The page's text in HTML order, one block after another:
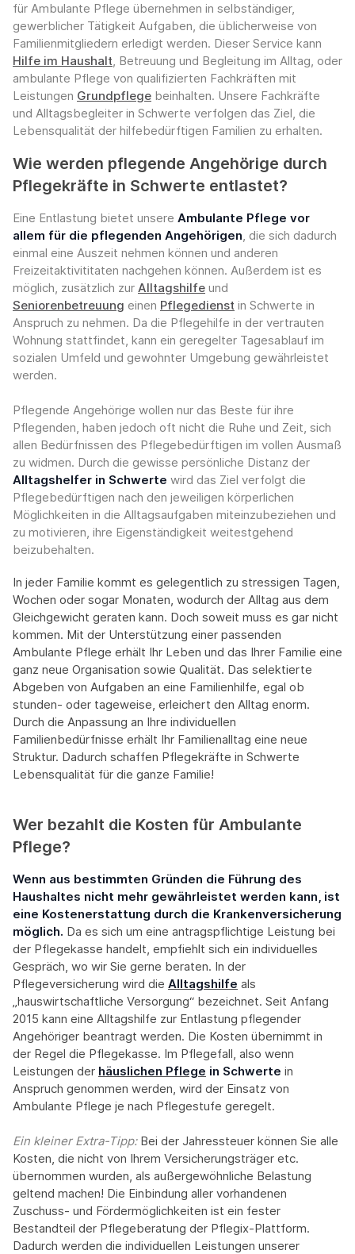
für Ambulante Pflege übernehmen in selbständiger,
gewerblicher Tätigkeit Aufgaben, die üblicherweise von
Familienmitgliedern erledigt werden. Dieser Service kann
Hilfe im Haushalt, Betreuung und Begleitung im Alltag, oder
ambulante Pflege von qualifizierten Fachkräften mit
Leistungen Grundpflege beinhalten. Unsere Fachkräfte
und Alltagsbegleiter in Schwerte verfolgen das Ziel, die
Lebensqualität der hilfebedürftigen Familien zu erhalten.
Wie werden pflegende Angehörige durch
Pflegekräfte in Schwerte entlastet?
Eine Entlastung bietet unsere Ambulante Pflege vor
allem für die pflegenden Angehörigen, die sich dadurch
einmal eine Auszeit nehmen können und anderen
Freizeitaktivititaten nachgehen können. Außerdem ist es
möglich, zusätzlich zur Alltagshilfe und
Seniorenbetreuung einen Pflegedienst in Schwerte in
Anspruch zu nehmen. Da die Pflegehilfe in der vertrauten
Wohnung stattfindet, kann ein geregelter Tagesablauf im
sozialen Umfeld und gewohnter Umgebung gewährleistet
werden.
Pflegende Angehörige wollen nur das Beste für ihre
Pflegenden, haben jedoch oft nicht die Ruhe und Zeit, sich
allen Bedürfnissen des Pflegebedürftigen im vollen Ausmaß
zu widmen. Durch die gewisse persönliche Distanz der
Alltagshelfer in Schwerte wird das Ziel verfolgt die
Pflegebedürftigen nach den jeweiligen körperlichen
Möglichkeiten in die Alltagsaufgaben miteinzubeziehen und
zu motivieren, ihre Eigenständigkeit weitestgehend
beizubehalten.
In jeder Familie kommt es gelegentlich zu stressigen Tagen,
Wochen oder sogar Monaten, wodurch der Alltag aus dem
Gleichgewicht geraten kann. Doch soweit muss es gar nicht
kommen. Mit der Unterstützung einer passenden
Ambulante Pflege erhält Ihr Leben und das Ihrer Familie eine
ganz neue Organisation sowie Qualität. Das selektierte
Abgeben von Aufgaben an eine Familienhilfe, egal ob
stunden- oder tageweise, erleichert den Alltag enorm.
Durch die Anpassung an Ihre individuellen
Familienbedürfnisse erhält Ihr Familienalltag eine neue
Struktur. Dadurch schaffen Pflegekräfte in Schwerte
Lebensqualität für die ganze Familie!
Wer bezahlt die Kosten für Ambulante
Pflege?
Wenn aus bestimmten Gründen die Führung des
Haushaltes nicht mehr gewährleistet werden kann, ist
eine Kostenerstattung durch die Krankenversicherung
möglich. Da es sich um eine antragspflichtige Leistung bei
der Pflegekasse handelt, empfiehlt sich ein individuelles
Gespräch, wo wir Sie gerne beraten. In der
Pflegeversicherung wird die Alltagshilfe als
„hauswirtschaftliche Versorgung“ bezeichnet. Seit Anfang
2015 kann eine Alltagshilfe zur Entlastung pflegender
Angehöriger beantragt werden. Die Kosten übernimmt in
der Regel die Pflegekasse. Im Pflegefall, also wenn
Leistungen der häuslichen Pflege in Schwerte in
Anspruch genommen werden, wird der Einsatz von
Ambulante Pflege je nach Pflegestufe geregelt.
Ein kleiner Extra-Tipp:‍ Bei der Jahressteuer können Sie alle
Kosten, die nicht von Ihrem Versicherungsträger etc.
übernommen wurden, als außergewöhnliche Belastung
geltend machen! Die Einbindung aller vorhandenen
Zuschuss- und Fördermöglichkeiten ist ein fester
Bestandteil der Pflegeberatung der Pflegix-Plattform.
Dadurch werden die individuellen Leistungen unserer